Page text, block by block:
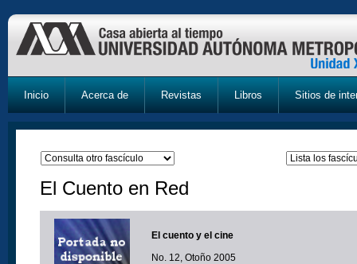
Inicio Acerca de Revistas Libros Sitios de
El Cuento en Red
El cuento y el cine
No. 12, Otoño 2005